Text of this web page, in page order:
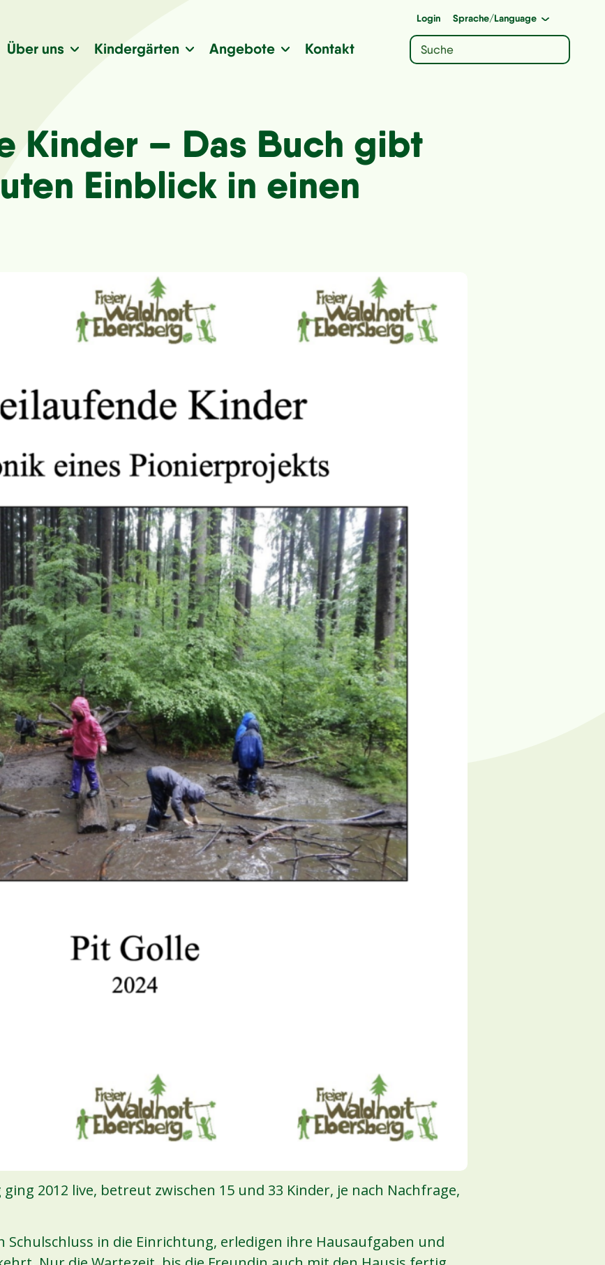
Login Sprache/Language
Über uns Kindergärten Angebote Kontakt
Kinder – Das Buch gibt
Einblick in einen
2012 live, betreut zwischen 15 und 33 Kinder, je nach Nachfrage,
Schulschluss in die Einrichtung, erledigen ihre Hausaufgaben und